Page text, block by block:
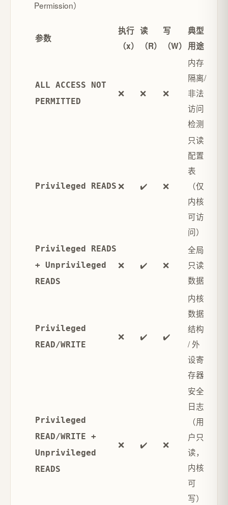
Permission）
参数
执行
（x）
读
（R）
写
（W）
典型
用途
ALL ACCESS NOT
PERMITTED
❌ ❌ ❌
内存
隔离/
非法
访问
检测
Privileged READS ❌ ✔️ ❌
只读
配置
表
（仅
内核
可访
问）
Privileged READS
+ Unprivileged
READS
❌ ✔️ ❌
全局
只读
数据
Privileged
READ/WRITE
❌ ✔️ ✔️
内核
数据
结构
/ 外
设寄
存器
Privileged
READ/WRITE +
Unprivileged
READS
❌ ✔️ ❌
安全
日志
（用
户只
读，
内核
可
写）